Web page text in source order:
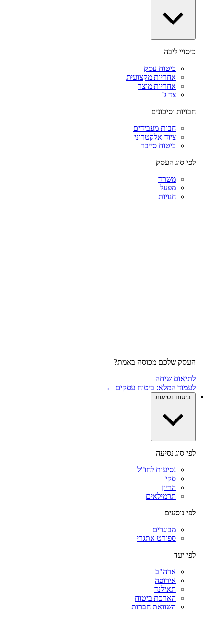
כיסויי ליבה
ביטוח עסק
אחריות מקצועית
אחריות מוצר
צד ג'
חבויות וסיכונים
חבות מעבידים
ציוד אלקטרוני
ביטוח סייבר
לפי סוג העסק
משרד
מפעל
חנויות
העסק שלכם מכוסה באמת?
לתיאום שיחה
לעמוד המלא: ביטוח עסקים ←
ביטוח נסיעות
לפי סוג נסיעה
נסיעות לחו"ל
סקי
הריון
תרמילאים
לפי נוסעים
מבוגרים
ספורט אתגרי
לפי יעד
ארה"ב
אירופה
תאילנד
הארכת ביטוח
השוואת חברות